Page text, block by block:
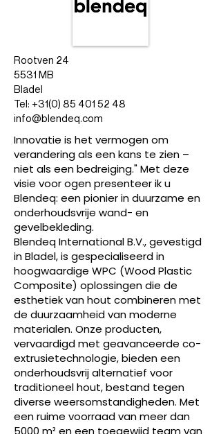
Rootven 24
5531 MB
Bladel
Tel: +31(0) 85 401 52 48
info@blendeq.com
Innovatie is het vermogen om
verandering als een kans te zien –
niet als een bedreiging." Met deze
visie voor ogen presenteer ik u
Blendeq: een pionier in duurzame en
onderhoudsvrije wand- en
gevelbekleding.
Blendeq International B.V., gevestigd
in Bladel, is gespecialiseerd in
hoogwaardige WPC (Wood Plastic
Composite) oplossingen die de
esthetiek van hout combineren met
de duurzaamheid van moderne
materialen. Onze producten,
vervaardigd met geavanceerde co-
extrusietechnologie, bieden een
onderhoudsvrij alternatief voor
traditioneel hout, bestand tegen
diverse weersomstandigheden. Met
een ruime voorraad van meer dan
5000 m² en een toegewijd team van